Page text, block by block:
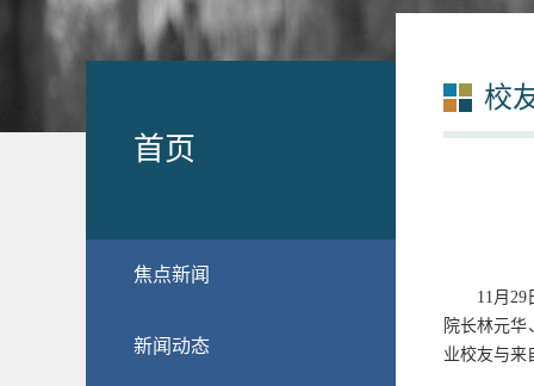
首页
焦点新闻
新闻动态
校
11月
院长林元
业校友与来